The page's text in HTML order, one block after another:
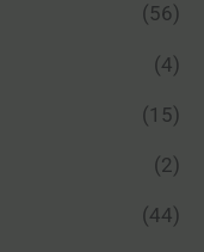
(56)
(4)
(15)
(2)
(44)